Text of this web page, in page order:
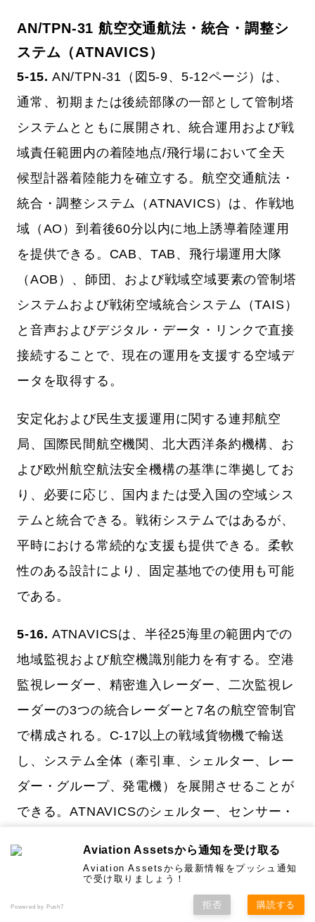
AN/TPN-31 航空交通航法・統合・調整シ
ステム（ATNAVICS）
5-15. AN/TPN-31（図5-9、5-12ページ）は、
通常、初期または後続部隊の一部として管制塔
システムとともに展開され、統合運用および戦
域責任範囲内の着陸地点/飛行場において全天
候型計器着陸能力を確立する。航空交通航法・
統合・調整システム（ATNAVICS）は、作戦地
域（AO）到着後60分以内に地上誘導着陸運用
を提供できる。CAB、TAB、飛行場運用大隊
（AOB）、師団、および戦域空域要素の管制塔
システムおよび戦術空域統合システム（TAIS）
と音声およびデジタル・データ・リンクで直接
接続することで、現在の運用を支援する空域デ
ータを取得する。
安定化および民生支援運用に関する連邦航空
局、国際民間航空機関、北大西洋条約機構、お
よび欧州航空航法安全機構の基準に準拠してお
り、必要に応じ、国内または受入国の空域シス
テムと統合できる。戦術システムではあるが、
平時における常続的な支援も提供できる。柔軟
性のある設計により、固定基地での使用も可能
である。
5-16. ATNAVICSは、半径25海里の範囲内での
地域監視および航空機識別能力を有する。空港
監視レーダー、精密進入レーダー、二次監視レ
ーダーの3つの統合レーダーと7名の航空管制官
で構成される。C-17以上の戦域貨物機で輸送
し、システム全体（牽引車、シェルター、レー
ダー・グループ、発電機）を展開させることが
できる。ATNAVICSのシェルター、センサー・
コプターで懸吊輸送が可能であり、分割可能と
なっている。詳細については、TC 3-04.6を参
照のこと。
Aviation Assetsから通知を受け取る
Aviation Assetsから最新情報をプッシュ通知
で受け取りましょう！
Powered by Push7 拒否 購読する